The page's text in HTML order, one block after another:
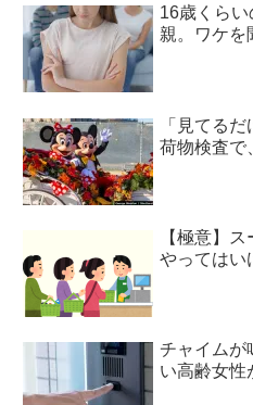
16歳くら
親。ワケ
「見てる
荷物検査
【極意】
やってはい
チャイムが
い高齢女性